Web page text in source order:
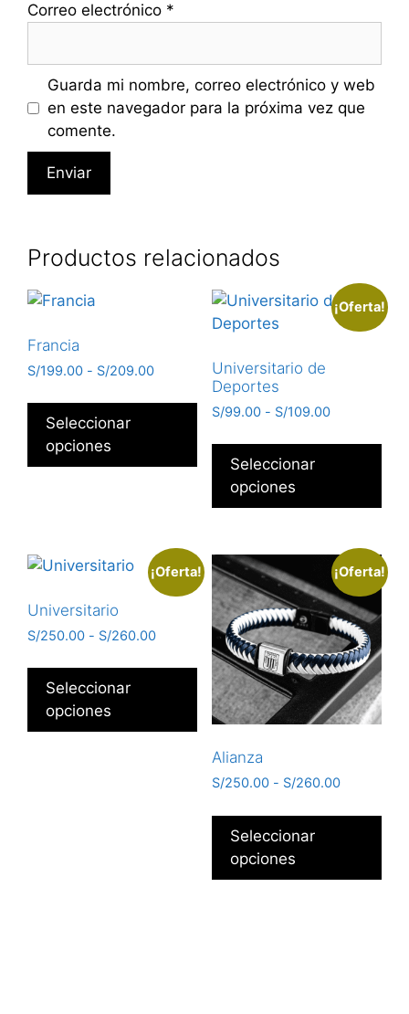
Correo electrónico *
Guarda mi nombre, correo electrónico y web
en este navegador para la próxima vez que
comente.
Productos relacionados
Francia
S/199.00 - S/209.00
Seleccionar
opciones
¡Oferta!
Universitario de
Deportes
S/99.00 - S/109.00
Seleccionar
opciones
¡Oferta!
Universitario
S/250.00 - S/260.00
Seleccionar
opciones
¡Oferta!
Alianza
S/250.00 - S/260.00
Seleccionar
opciones